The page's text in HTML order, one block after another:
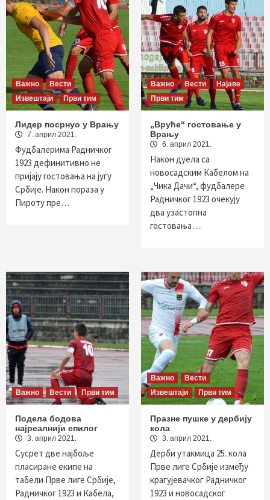
Важно
Вести
Извештаји
Први тим
Лидер посрнуо у Врању
7. април 2021.
Фудбалерима Радничког
1923 дефинитивно не
пријају гостовања на југу
Србије. Након пораза у
Пироту пре…
Важно Вести
Најаве
Први тим
„Вруће“ гостовање у
Врању
6. април 2021.
Након дуела са
новосадским Кабелом на
„Чика Дачи“, фудбалере
Радничког 1923 очекују
два узастопна
гостовања….
Важно Вести Први тим
Подела бодова
најреалнији епилог
3. април 2021.
Сусрет две најбоље
пласиране екипе на
табели Прве лиге Србије,
Радничког 1923 и Кабела,
Важно
Вести
Извештаји
Први тим
Празне пушке у дербију
кола
3. април 2021.
Дерби утакмица 25. кола
Прве лиге Србије између
крагујевачког Радничког
1923 и новосадског